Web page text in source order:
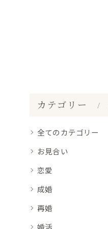
カテゴリー
全てのカテゴリー
お見合い
恋愛
成婚
再婚